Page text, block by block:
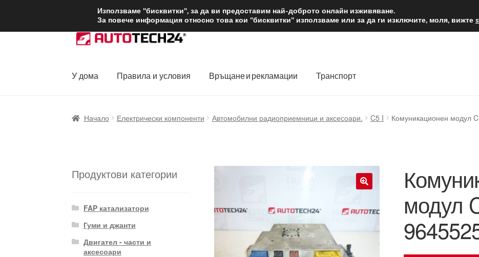
ДОСТАВКА от 12 лв.
Skip
to
Skip
to
У дома Правила и условия Връщане и рекламации Транспорт
Начало Електрически компоненти Автомобилни радиоприемници и аксесоари. C5 I Комуникационен модул
модул
Продуктови категории
FAP катализатори
Гуми и джанти
Двигател - части и
аксесоари
Използваме "бисквитки", за да ви предоставим най-доброто онлайн изживяване.
За повече информация относно това кои "бисквитки" използваме или за да ги изключите, моля, вижте